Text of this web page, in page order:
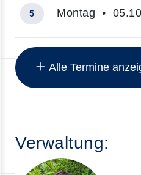
Insgesamt gibt es 12
5 Montag •
Alle Termine
Verwaltung: